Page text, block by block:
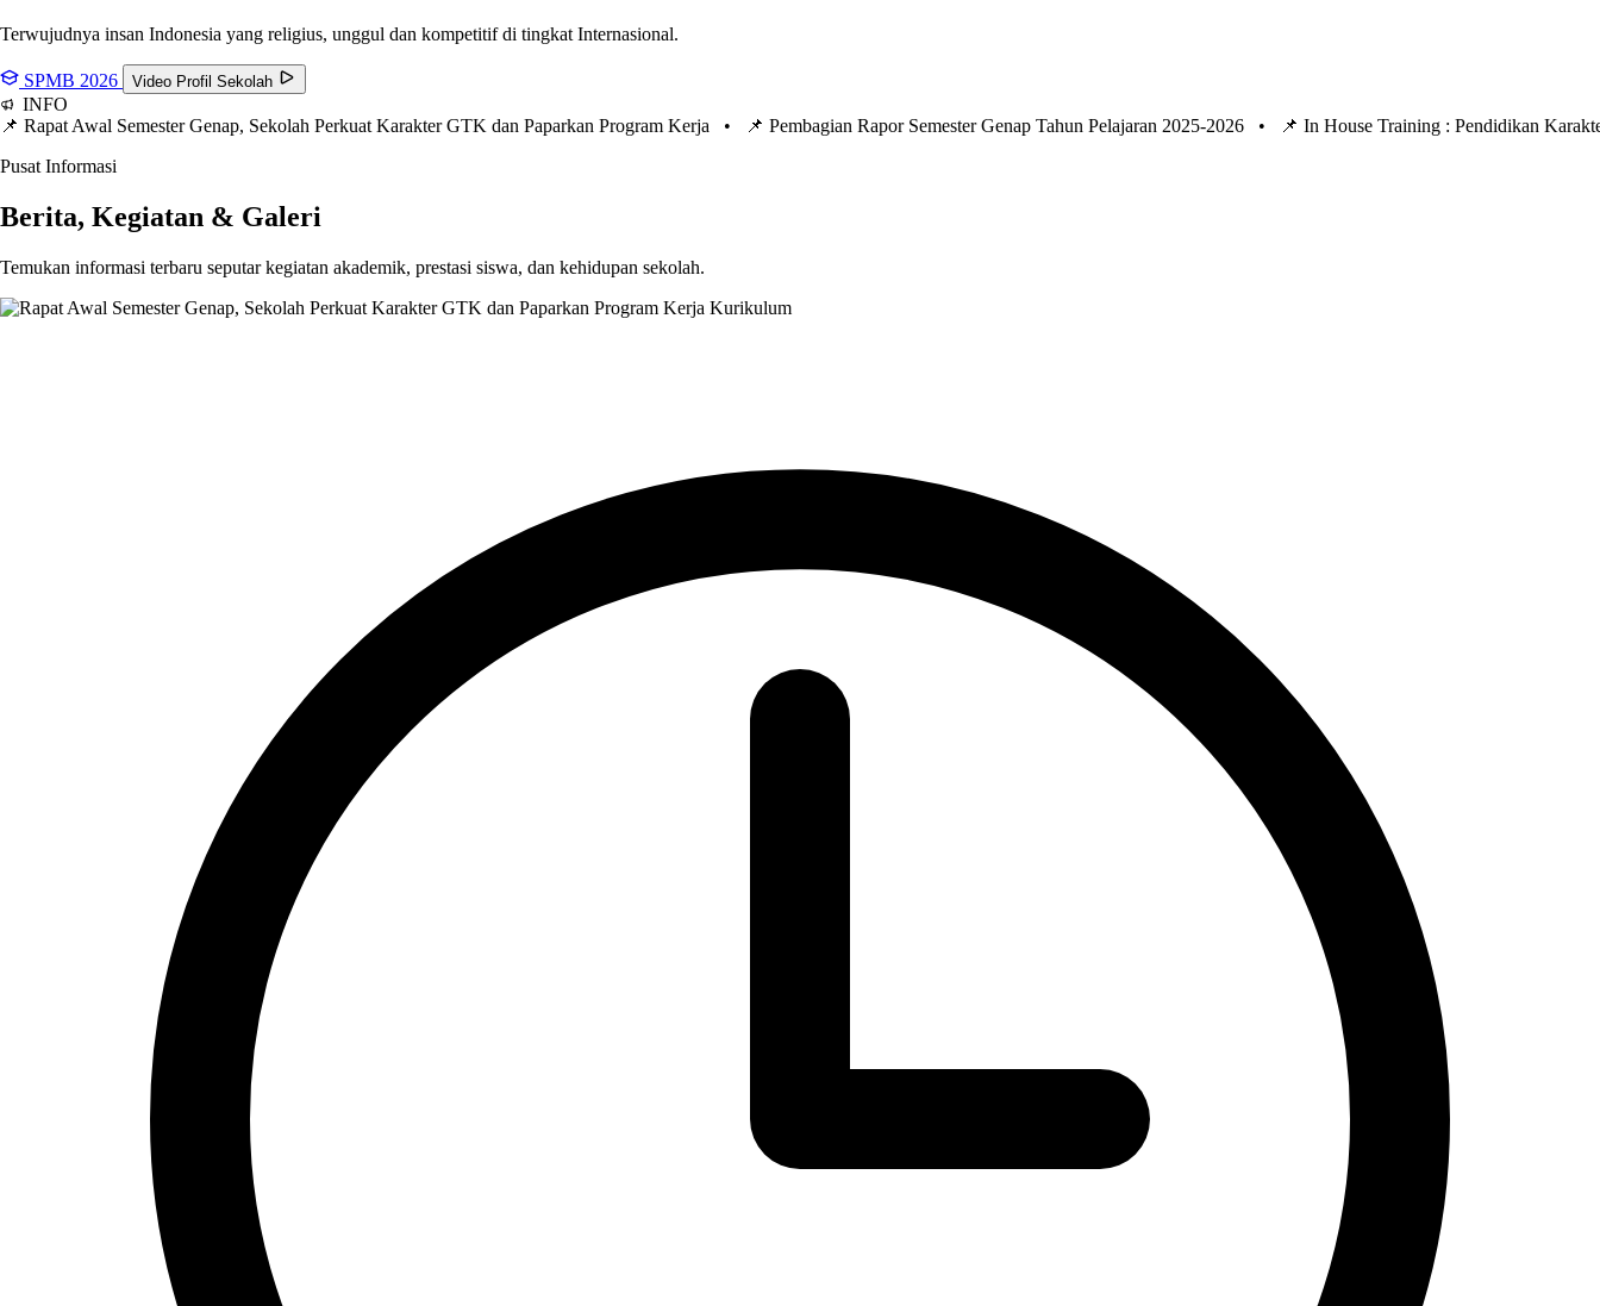
Terwujudnya insan Indonesia yang religius, unggul dan kompetitif di tingkat Internasional.
SPMB 2026 Video Profil Sekolah
INFO
📌 Rapat Awal Semester Genap, Sekolah Perkuat Karakter GTK dan Paparkan Program Kerja •
📌 Pembagian Rapor Semester Genap Tahun Pelajaran 2025-2026 •
📌 In House Training : Pendidikan
Pusat Informasi
Berita, Kegiatan & Galeri
Temukan informasi terbaru seputar kegiatan akademik, prestasi siswa, dan kehidupan sekolah.
Kurikulum